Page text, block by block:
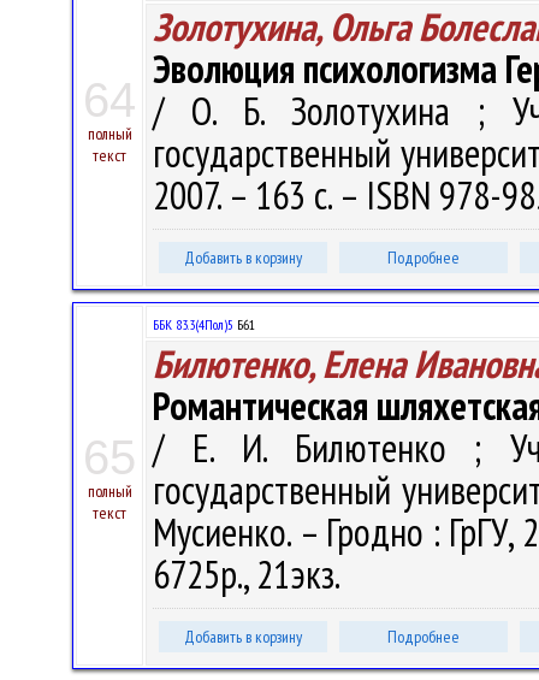
64
полный
текст
Золотухина, Ольга
Эволюция психологизма
/ О. Б. Золотухина ;
государственный
2007. – 163 с. – ISBN 978-
Добавить в корзину Подробнее
65
полный
текст
ББК 83.3(4Пол)5 Б61
Билютенко, Елена
Романтическая
/ Е. И. Билютенко ;
государственный
Мусиенко. – Гродно :
6725р., 21экз.
Добавить в корзину Подробнее